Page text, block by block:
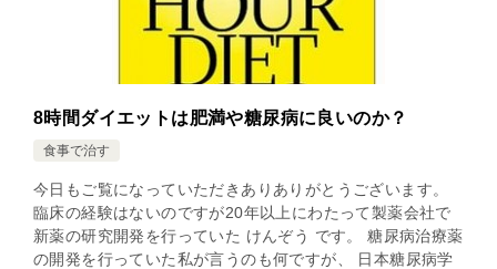
8時間ダイエットは肥満や糖尿病に良いのか？
食事で治す
今日もご覧になっていただきありありがとうございます。
臨床の経験はないのですが20年以上にわたって製薬会社で
新薬の研究開発を行っていた けんぞう です。 糖尿病治療薬
の開発を行っていた私が言うのも何ですが、 日本糖尿病学